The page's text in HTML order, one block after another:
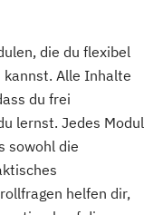
die du flexibel
Alle Inhalte
du frei
lernst. Jedes Modul
sowohl die
helfen dir,